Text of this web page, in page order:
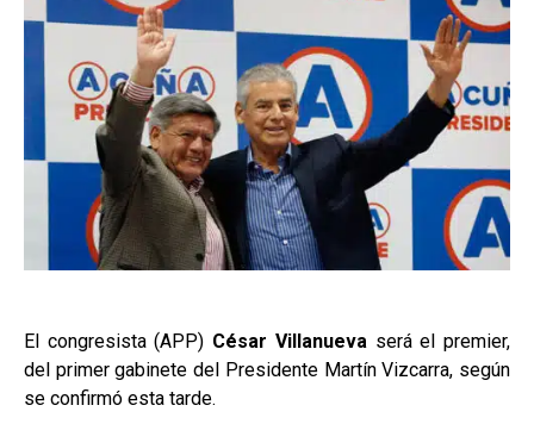
El congresista (APP) César Villanueva será el premier,
del primer gabinete del Presidente Martín Vizcarra, según
se confirmó esta tarde.